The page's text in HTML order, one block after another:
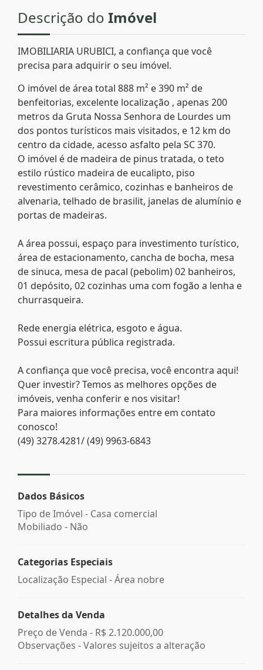
Descrição do Imóvel
IMOBILIARIA URUBICI, a confiança que você
precisa para adquirir o seu imóvel.
O imóvel de área total 888 m² e 390 m² de
benfeitorias, excelente localização , apenas 200
metros da Gruta Nossa Senhora de Lourdes um
dos pontos turísticos mais visitados, e 12 km do
centro da cidade, acesso asfalto pela SC 370.
O imóvel é de madeira de pinus tratada, o teto
estilo rústico madeira de eucalipto, piso
revestimento cerâmico, cozinhas e banheiros de
alvenaria, telhado de brasilit, janelas de alumínio e
portas de madeiras.
A área possui, espaço para investimento turístico,
área de estacionamento, cancha de bocha, mesa
de sinuca, mesa de pacal (pebolim) 02 banheiros,
01 depósito, 02 cozinhas uma com fogão a lenha e
churrasqueira.
Rede energia elétrica, esgoto e água.
Possui escritura pública registrada.
A confiança que você precisa, você encontra aqui!
Quer investir? Temos as melhores opções de
imóveis, venha conferir e nos visitar!
Para maiores informações entre em contato
conosco!
(49) 3278.4281/ (49) 9963-6843
Dados Básicos
Tipo de Imóvel - Casa comercial
Mobiliado - Não
Categorias Especiais
Localização Especial - Área nobre
Detalhes da Venda
Preço de Venda - R$ 2.120.000,00
Observações - Valores sujeitos a alteração